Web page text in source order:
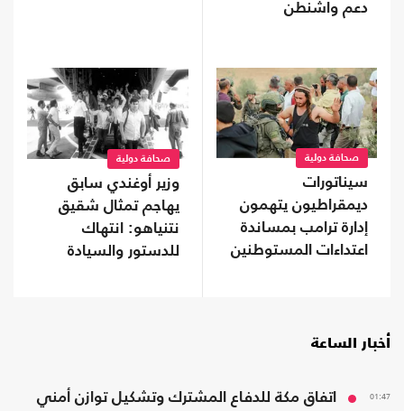
دعم واشنطن
صحافة دولية
سيناتورات
ديمقراطيون يتهمون
إدارة ترامب بمساندة
اعتداءات المستوطنين
صحافة دولية
وزير أوغندي سابق
يهاجم تمثال شقيق
نتنياهو: انتهاك
للدستور والسيادة
أخبار الساعة
01:47
اتفاق مكة للدفاع المشترك وتشكيل توازن أمني